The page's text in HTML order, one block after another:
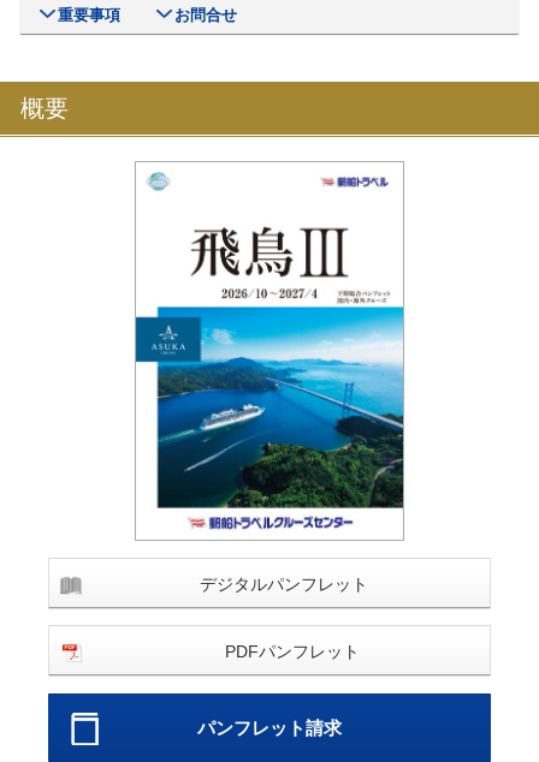
重要事項
お問合せ
概要
デジタルパンフレット
PDFパンフレット
パンフレット請求